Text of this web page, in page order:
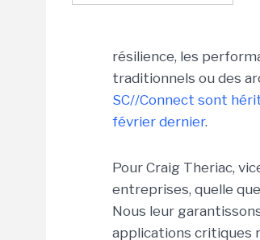
résilience, les
traditionnels ou des
SC//Connect sont
février dernier.
Pour Craig Theriac,
entreprises, quelle
Nous leur
applications critiques